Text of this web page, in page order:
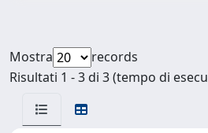
Mostra
records
Risultati 1 - 3 di 3 (tempo di